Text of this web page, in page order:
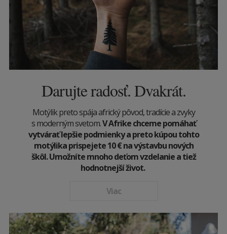
Darujte radosť. Dvakrát.
Motýlik preto spája africký pôvod, tradície a zvyky
s moderným svetom.V Afrike chceme pomáhať
vytvárať lepšie podmienky a preto kúpou tohto
motýlika prispejete 10€na výstavbu nových
škôl. Umožníte mnoho deťom vzdelanie a tiež
hodnotnejší život.
Viac